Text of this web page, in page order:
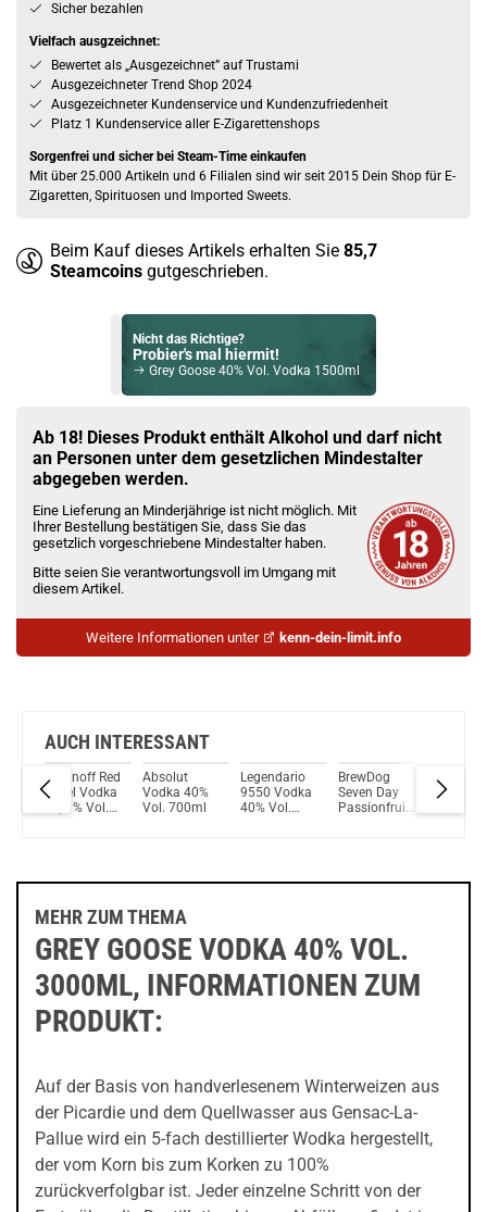
Sicher bezahlen
Vielfach ausgzeichnet:
Bewertet als „Ausgezeichnet” auf Trustami
Ausgezeichneter Trend Shop 2024
Ausgezeichneter Kundenservice und Kundenzufriedenheit
Platz 1 Kundenservice aller E-Zigarettenshops
Sorgenfrei und sicher bei Steam-Time einkaufen
Mit über 25.000 Artikeln und 6 Filialen sind wir seit 2015 Dein Shop für E-
Zigaretten, Spirituosen und Imported Sweets.
Beim Kauf dieses Artikels erhalten Sie 85,7
Steamcoins gutgeschrieben.
Nicht das Richtige?
Probier's mal hiermit!
Grey Goose 40% Vol. Vodka 1500ml
Check das mal!
Malecon Chocolate (Rum Basis) 35% Vol. 700ml
Du willst Kröten sparen?
Schau mal hier!
Ijoy Luna 1,4ml 350mAh Pod System Kit Ocean Blue
Ab 18! Dieses Produkt enthält Alkohol und darf nicht
an Personen unter dem gesetzlichen Mindestalter
abgegeben werden.
Eine Lieferung an Minderjährige ist nicht möglich. Mit
Ihrer Bestellung bestätigen Sie, dass Sie das
gesetzlich vorgeschriebene Mindestalter haben.
Bitte seien Sie verantwortungsvoll im Umgang mit
diesem Artikel.
Weitere Informationen unter kenn-dein-limit.info
AUCH INTERESSANT
Smirnoff Red
Label Vodka
37,5 % Vol.
Absolut
Vodka 40%
Vol. 700ml
Legendario
9550 Vodka
40% Vol.
BrewDog
Seven Day
Passionfruit
Absolut
Vodka
MEHR ZUM THEMA
GREY GOOSE VODKA 40% VOL.
3000ML, INFORMATIONEN ZUM
PRODUKT:
Auf der Basis von handverlesenem Winterweizen aus
der Picardie und dem Quellwasser aus Gensac-La-
Pallue wird ein 5-fach destillierter Wodka hergestellt,
der vom Korn bis zum Korken zu 100%
zurückverfolgbar ist. Jeder einzelne Schritt von der